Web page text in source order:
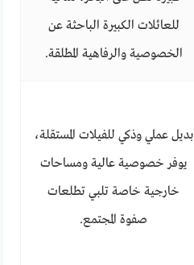
للعائلات الكبيرة الباحثة عن
الخصوصية والرفاهية المطلقة.
بديل عملي وذكي للفيلات المستقلة،
يوفر خصوصية عالية ومساحات
خارجية خاصة تلبي تطلعات
صفوة المجتمع.